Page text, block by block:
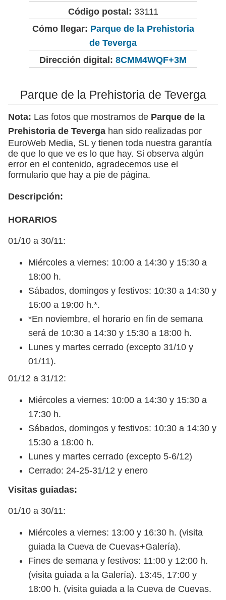
Código postal: 33111
Cómo llegar: Parque de la Prehistoria
de Teverga
Dirección digital: 8CMM4WQF+3M
Parque de la Prehistoria de Teverga
Nota: Las fotos que mostramos de Parque de la
Prehistoria de Teverga han sido realizadas por
EuroWeb Media, SL y tienen toda nuestra garantía
de que lo que ve es lo que hay. Si observa algún
error en el contenido, agradecemos use el
formulario que hay a pie de página.
Descripción:
HORARIOS
01/10 a 30/11:
Miércoles a viernes: 10:00 a 14:30 y 15:30 a
18:00 h.
Sábados, domingos y festivos: 10:30 a 14:30 y
16:00 a 19:00 h.*.
*En noviembre, el horario en fin de semana
será de 10:30 a 14:30 y 15:30 a 18:00 h.
Lunes y martes cerrado (excepto 31/10 y
01/11).
01/12 a 31/12:
Miércoles a viernes: 10:00 a 14:30 y 15:30 a
17:30 h.
Sábados, domingos y festivos: 10:30 a 14:30 y
15:30 a 18:00 h.
Lunes y martes cerrado (excepto 5-6/12)
Cerrado: 24-25-31/12 y enero
Visitas guiadas:
01/10 a 30/11:
Miércoles a viernes: 13:00 y 16:30 h. (visita
guiada la Cueva de Cuevas+Galería).
Fines de semana y festivos: 11:00 y 12:00 h.
(visita guiada a la Galería). 13:45, 17:00 y
18:00 h. (visita guiada a la Cueva de Cuevas.